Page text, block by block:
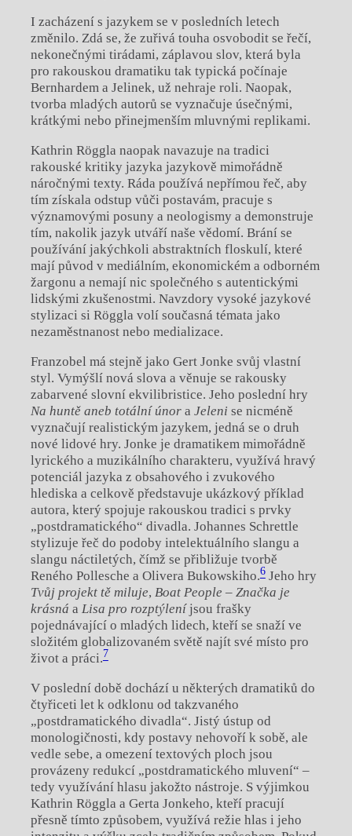
I zacházení s jazykem se v posledních letech
změnilo. Zdá se, že zuřivá touha osvobodit se řečí,
nekonečnými tirádami, záplavou slov, která byla
pro rakouskou dramatiku tak typická počínaje
Bernhardem a Jelinek, už nehraje roli. Naopak,
tvorba mladých autorů se vyznačuje úsečnými,
krátkými nebo přinejmenším mluvnými replikami.
Kathrin Röggla naopak navazuje na tradici
rakouské kritiky jazyka jazykově mimořádně
náročnými texty. Ráda používá nepřímou řeč, aby
tím získala odstup vůči postavám, pracuje s
významovými posuny a neologismy a demonstruje
tím, nakolik jazyk utváří naše vědomí. Brání se
používání jakýchkoli abstraktních floskulí, které
mají původ v mediálním, ekonomickém a odborném
žargonu a nemají nic společného s autentickými
lidskými zkušenostmi. Navzdory vysoké jazykové
stylizaci si Röggla volí současná témata jako
nezaměstnanost nebo medializace.
Franzobel má stejně jako Gert Jonke svůj vlastní
styl. Vymýšlí nová slova a věnuje se rakousky
zabarvené slovní ekvilibristice. Jeho poslední hry
Na huntě aneb totální únor a Jeleni se nicméně
vyznačují realistickým jazykem, jedná se o druh
nové lidové hry. Jonke je dramatikem mimořádně
lyrického a muzikálního charakteru, využívá hravý
potenciál jazyka z obsahového i zvukového
hlediska a celkově představuje ukázkový příklad
autora, který spojuje rakouskou tradici s prvky
„postdramatického“ divadla. Johannes Schrettle
stylizuje řeč do podoby intelektuálního slangu a
slangu náctiletých, čímž se přibližuje tvorbě
Reného Pollesche a Olivera Bukowskiho.6Jeho hry
Tvůj projekt tě miluje, Boat People – Značka je
krásná a Lisa pro rozptýleníjsou frašky
pojednávající o mladých lidech, kteří se snaží ve
složitém globalizovaném světě najít své místo pro
život a práci.7
V poslední době dochází u některých dramatiků do
čtyřiceti let k odklonu od takzvaného
„postdramatického divadla“. Jistý ústup od
monologičnosti, kdy postavy nehovoří k sobě, ale
vedle sebe, a omezení textových ploch jsou
provázeny redukcí „postdramatického mluvení“ –
tedy využívání hlasu jakožto nástroje. S výjimkou
Kathrin Röggla a Gerta Jonkeho, kteří pracují
přesně tímto způsobem, využívá režie hlas i jeho